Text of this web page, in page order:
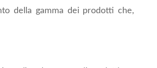
della gamma dei prodotti che,